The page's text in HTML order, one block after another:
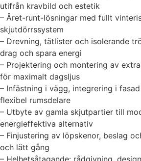
utifrån kravbild och estetik
– Året-runt-lösningar med fullt
skjutdörrssystem
– Drevning, tätlister och isolerande
drag och spara energi
– Projektering och montering av
för maximalt dagsljus
– Infästning i vägg, integrering i
flexibel rumsdelare
– Utbyte av gamla skjutpartier till
energieffektiva alternativ
– Finjustering av löpskenor, beslag
och lätt gång